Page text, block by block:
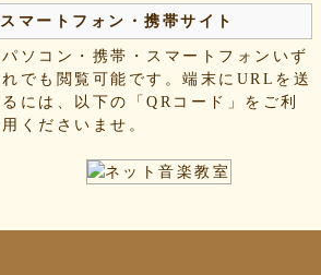
スマートフォン・携帯サイト
パソコン・携帯・スマートフォンいず
れでも閲覧可能です。端末にURLを送
るには、以下の「QRコード」をご利
用くださいませ。